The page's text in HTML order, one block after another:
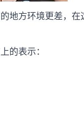
地方环境更差，在
的表示：